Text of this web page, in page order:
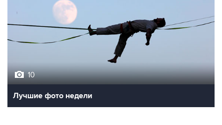
10
Лучшие фото недели